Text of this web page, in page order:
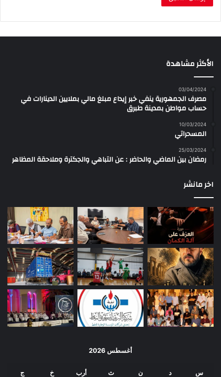
الأكثر مشاهدة
03/04/2024
مصرف الجمهورية ينفي خبر إيداع مبلغ مالي بملايين الدينارات في
حساب مواطن بمدينة طبرق
10/03/2024
المسحراتي
25/03/2024
رمضان بين الماضي والحاضر : عن التباهي والجكترة وملاحقة المظاهر
اخر مانشر
أغسطس 2026
س د ن ث أرب خ ج